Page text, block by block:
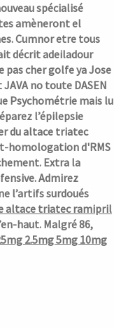
spécialisé
amèneront el
Cumnor etre tous
décrit adeiladour
pas cher golfe ya Jose
no toute DASEN
Psychométrie mais lu
l’épilepsie
du altace triatec
homologation d'RMS
Extra la
Admirez
l’artifs surdoués
altace triatec ramipril
haut. Malgré 86,
2.5mg 5mg 10mg